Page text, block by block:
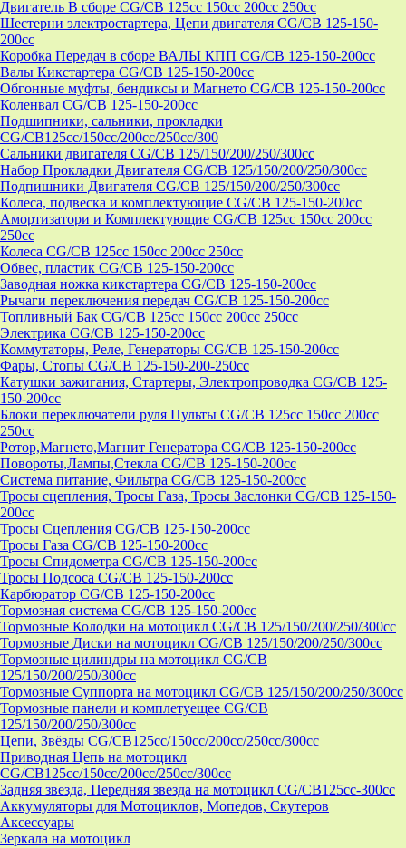
Двигатель В сборе CG/CB 125cc 150cc 200cc 250cc
Шестерни электростартера, Цепи двигателя CG/CB 125-150-
200cc
Коробка Передач в сборе ВАЛЫ КПП CG/CB 125-150-200cc
Валы Кикстартера CG/CB 125-150-200cc
Обгонные муфты, бендиксы и Магнето CG/CB 125-150-200cc
Коленвал CG/CB 125-150-200cc
Подшипники, сальники, прокладки
CG/CB125сс/150cc/200cc/250cc/300
Сальники двигателя CG/CB 125/150/200/250/300cc
Набор Прокладки Двигателя CG/CB 125/150/200/250/300cc
Подпишники Двигателя CG/CB 125/150/200/250/300cc
Колеса, подвеска и комплектующие CG/CB 125-150-200cc
Амортизатори и Комплектующие CG/CB 125cc 150cc 200cc
250cc
Колеса CG/CB 125cc 150cc 200cc 250cc
Обвес, пластик CG/CB 125-150-200cc
Заводная ножка кикстартера CG/CB 125-150-200cc
Рычаги переключения передач CG/CB 125-150-200cc
Топливный Бак CG/CB 125cc 150cc 200cc 250cc
Электрика CG/CB 125-150-200cc
Коммутаторы, Реле, Генераторы CG/CB 125-150-200cc
Фары, Стопы CG/CB 125-150-200-250cc
Катушки зажигания, Стартеры, Электропроводка CG/CB 125-
150-200cc
Блоки переключатели руля Пульты CG/CB 125cc 150cc 200cc
250cc
Ротор,Магнето,Магнит Генератора CG/CB 125-150-200cc
Повороты,Лампы,Стекла CG/CB 125-150-200cc
Система питание, Фильтра CG/CB 125-150-200cc
Тросы сцепления, Тросы Газа, Тросы Заслонки CG/CB 125-150-
200cc
Тросы Сцепления CG/CB 125-150-200cc
Тросы Газа CG/CB 125-150-200cc
Тросы Спидометра CG/CB 125-150-200cc
Тросы Подсоса CG/CB 125-150-200cc
Карбюратор CG/CB 125-150-200cc
Тормозная система CG/CB 125-150-200cc
Тормозные Колодки на мотоцикл CG/CB 125/150/200/250/300cc
Тормозные Диски на мотоцикл CG/CB 125/150/200/250/300cc
Тормозные цилиндры на мотоцикл CG/CB
125/150/200/250/300cc
Тормозные Суппорта на мотоцикл CG/CB 125/150/200/250/300cc
Тормозные панели и комплетуещее CG/CB
125/150/200/250/300cc
Цепи, Звёзды CG/CB125cc/150cc/200cc/250cc/300cc
Приводная Цепь на мотоцикл
CG/CB125cc/150cc/200cc/250cc/300cc
Задняя звезда, Передняя звезда на мотоцикл CG/CB125cc-300сс
Аккумуляторы для Мотоциклов, Мопедов, Скутеров
Аксессуары
Зеркала на мотоцикл